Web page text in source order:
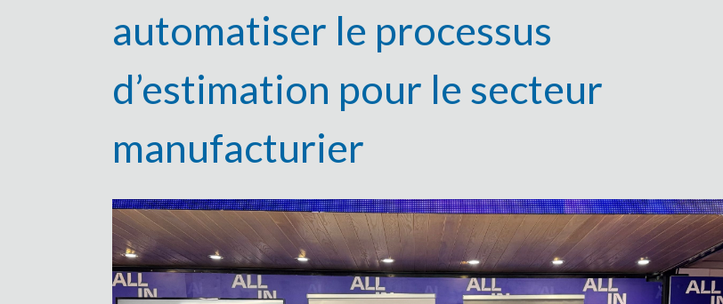
automatiser le processus
d’estimation pour le secteur
manufacturier